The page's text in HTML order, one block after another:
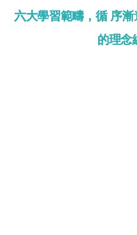
六大學習範疇，循 序漸
的理念